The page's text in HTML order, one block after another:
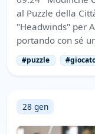
al Puzzle della
"Headwinds" per
portando con sé
#puzzle
28 gen